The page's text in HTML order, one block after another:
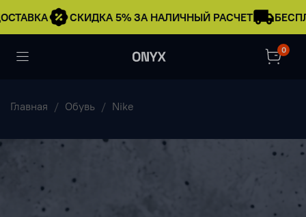
СКИДКА 5% ЗА НАЛИЧНЫЙ РАСЧЕТ
0
Главная Обувь Nike